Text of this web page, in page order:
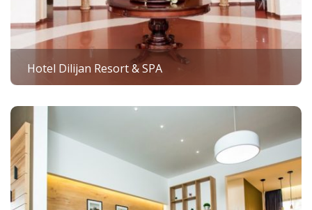
Hotel Dilijan Resort & SPA